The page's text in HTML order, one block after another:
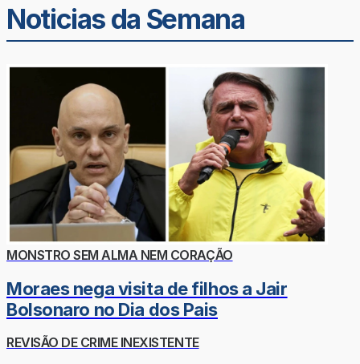
Noticias da Semana
MONSTRO SEM ALMA NEM CORAÇÃO
Moraes nega visita de filhos a Jair
Bolsonaro no Dia dos Pais
REVISÃO DE CRIME INEXISTENTE